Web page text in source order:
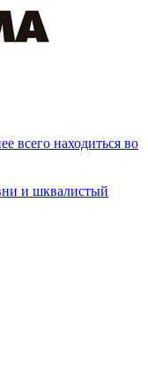
всего находиться во
и шквалистый